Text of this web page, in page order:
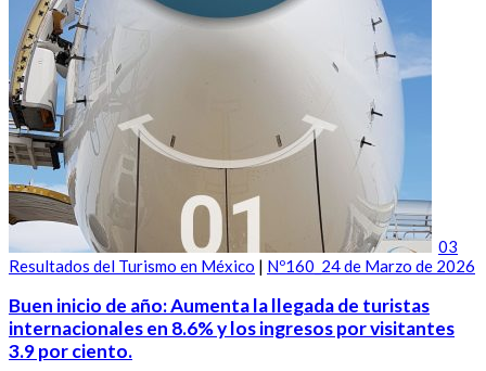
03
Resultados del Turismo en México | Nº160_24 de Marzo de 2026
Buen inicio de año: Aumenta la llegada de turistas
internacionales en 8.6% y los ingresos por visitantes
3.9 por ciento.